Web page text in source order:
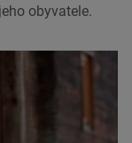
obyvatele.